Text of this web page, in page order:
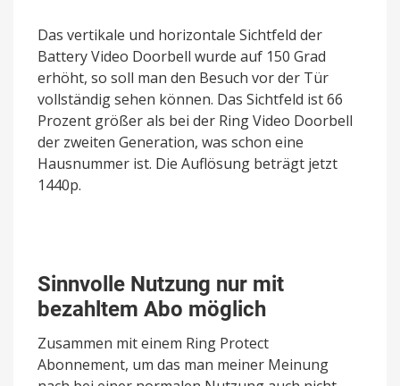
Das vertikale und horizontale Sichtfeld der
Battery Video Doorbell wurde auf 150 Grad
erhöht, so soll man den Besuch vor der Tür
vollständig sehen können. Das Sichtfeld ist 66
Prozent größer als bei der Ring Video Doorbell
der zweiten Generation, was schon eine
Hausnummer ist. Die Auflösung beträgt jetzt
1440p.
Sinnvolle Nutzung nur mit
bezahltem Abo möglich
Zusammen mit einem Ring Protect
Abonnement, um das man meiner Meinung